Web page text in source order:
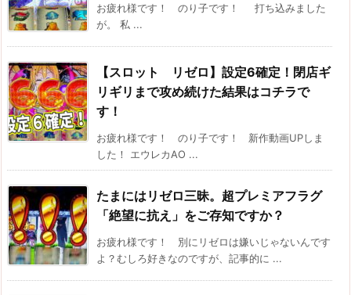
お疲れ様です！ のり子です！ 打ち込みました
が。 私 ...
【スロット リゼロ】設定6確定！閉店ギ
リギリまで攻め続けた結果はコチラで
す！
お疲れ様です！ のり子です！ 新作動画UPしま
した！ エウレカAO ...
たまにはリゼロ三昧。超プレミアフラグ
「絶望に抗え」をご存知ですか？
お疲れ様です！ 別にリゼロは嫌いじゃないんです
よ？むしろ好きなのですが、記事的に ...